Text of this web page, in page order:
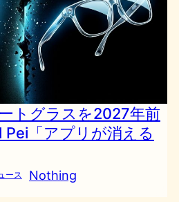
トグラスを2027年前
「アプリが消える
ース Nothing